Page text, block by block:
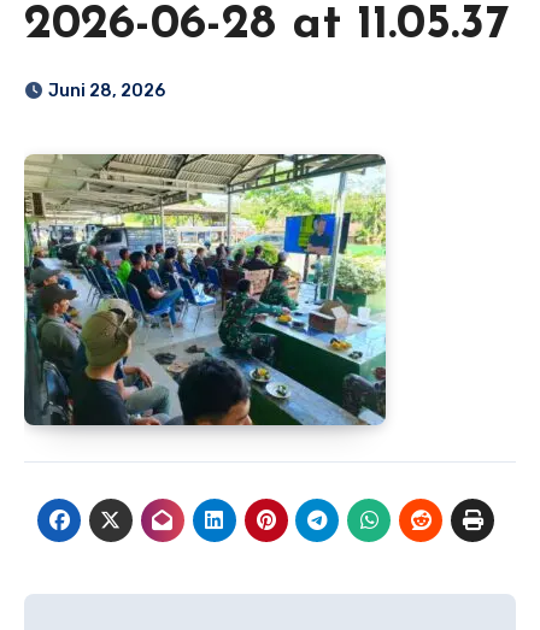
2026-06-28 at 11.05.37
Juni 28, 2026